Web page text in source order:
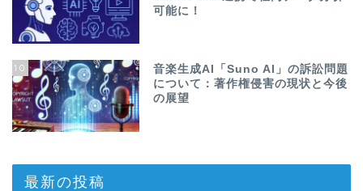
可能に！
10
音楽生成AI「Suno AI」の訴訟問題
について：著作権侵害の現状と今後
の展望
最新の投稿